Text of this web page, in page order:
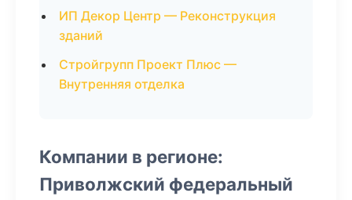
ИП Декор Центр — Реконструкция
зданий
Стройгрупп Проект Плюс —
Внутренняя отделка
Компании в регионе:
Приволжский федеральный